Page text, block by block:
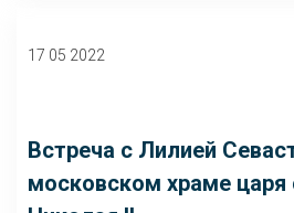
17 05 2022
Встреча с Лилией
московском храме царя